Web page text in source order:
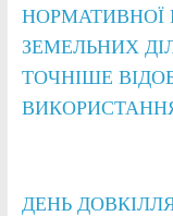
НОРМАТИВНОЇ
ЗЕМЕЛЬНИХ
ТОЧНІШЕ
ДЕНЬ